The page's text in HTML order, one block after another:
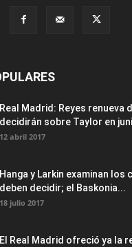
Real Madrid: Reyes renueva
decidirán sobre Taylor en
12 abril 2017
Hanga y Larkin examinan
deben decidir; el Baskonia...
18 julio 2017
El Real Madrid ofreció ya la